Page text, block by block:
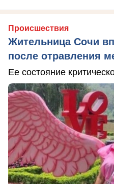
Происшествия
Жительница Сочи
после отравления
Ее состояние